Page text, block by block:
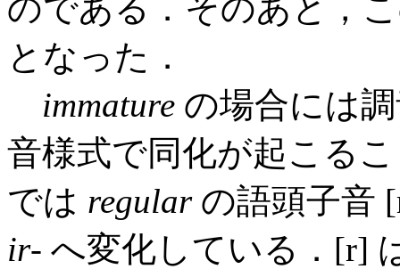
のである．そのあと，
となった．
immature の場合には
音様式で同化が起こる
では regularの語頭子音
ir- へ変化している．[r]